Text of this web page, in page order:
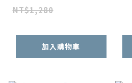
NT$1,280
加入購物車